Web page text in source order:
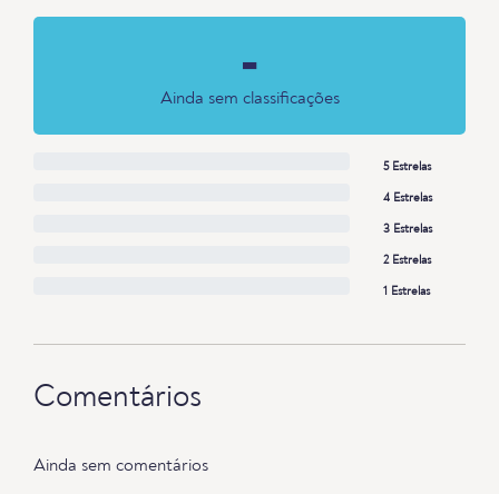
-
Ainda sem classificações
5 Estrelas
4 Estrelas
3 Estrelas
2 Estrelas
1 Estrelas
Comentários
Ainda sem comentários